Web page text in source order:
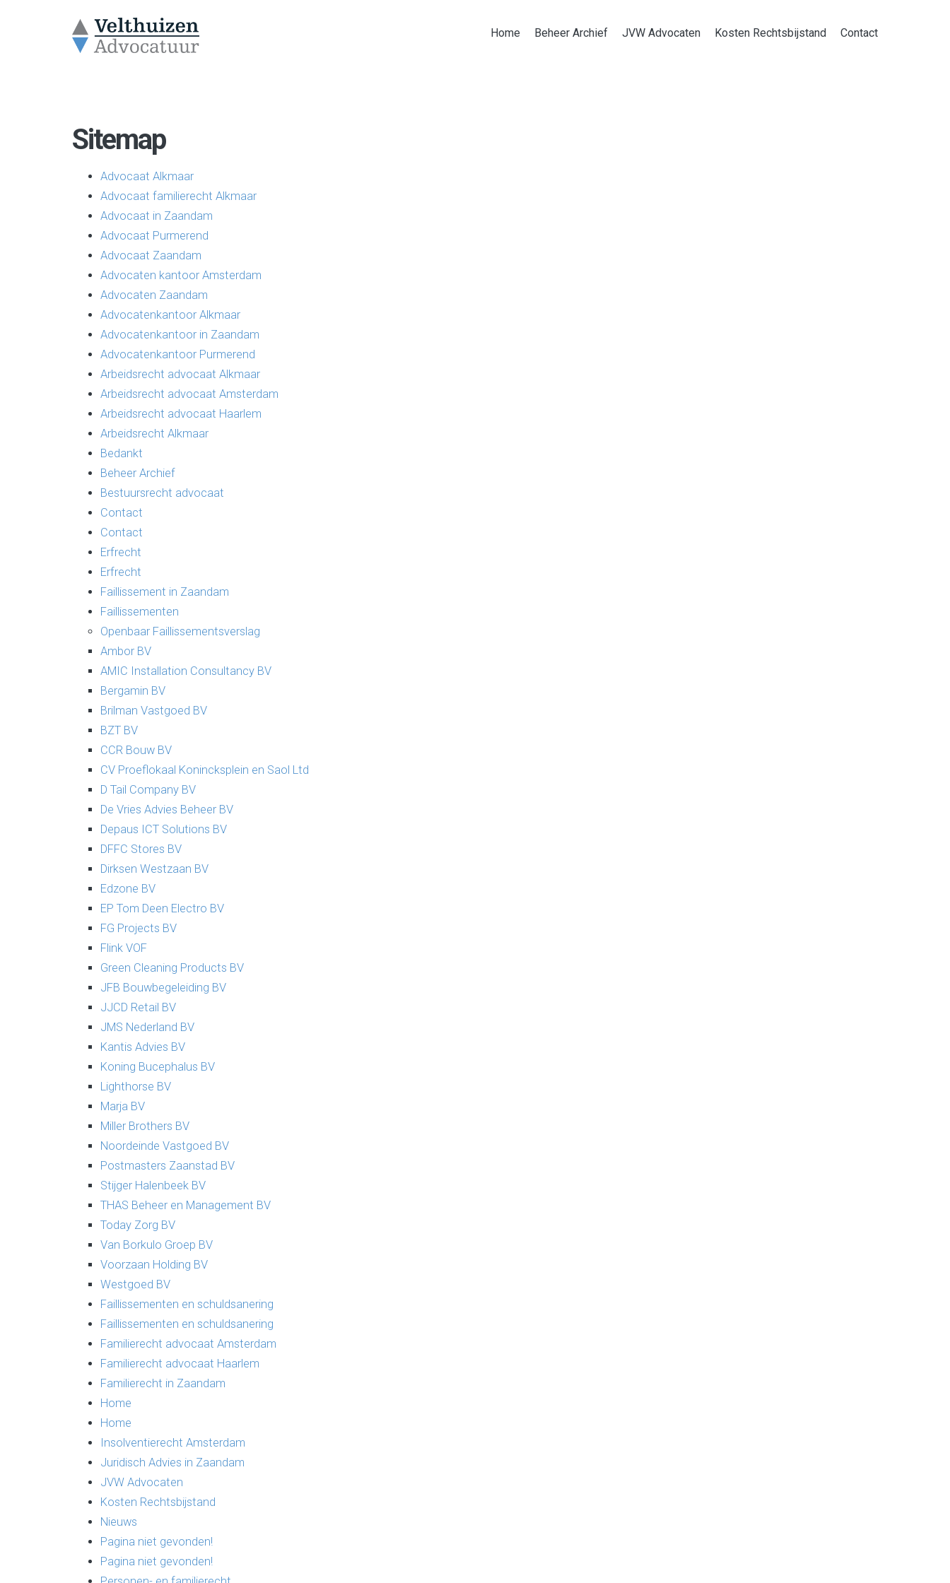
Home Beheer Archief JVW Advocaten Kosten Rechtsbijstand Contact
Sitemap
Advocaat Alkmaar
Advocaat familierecht Alkmaar
Advocaat in Zaandam
Advocaat Purmerend
Advocaat Zaandam
Advocaten kantoor Amsterdam
Advocaten Zaandam
Advocatenkantoor Alkmaar
Advocatenkantoor in Zaandam
Advocatenkantoor Purmerend
Arbeidsrecht advocaat Alkmaar
Arbeidsrecht advocaat Amsterdam
Arbeidsrecht advocaat Haarlem
Arbeidsrecht Alkmaar
Bedankt
Beheer Archief
Bestuursrecht advocaat
Contact
Contact
Erfrecht
Erfrecht
Faillissement in Zaandam
Faillissementen
Openbaar Faillissementsverslag
Ambor BV
AMIC Installation Consultancy BV
Bergamin BV
Brilman Vastgoed BV
BZT BV
CCR Bouw BV
CV Proeflokaal Konincksplein en Saol Ltd
D Tail Company BV
De Vries Advies Beheer BV
Depaus ICT Solutions BV
DFFC Stores BV
Dirksen Westzaan BV
Edzone BV
EP Tom Deen Electro BV
FG Projects BV
Flink VOF
Green Cleaning Products BV
JFB Bouwbegeleiding BV
JJCD Retail BV
JMS Nederland BV
Kantis Advies BV
Koning Bucephalus BV
Lighthorse BV
Marja BV
Miller Brothers BV
Noordeinde Vastgoed BV
Postmasters Zaanstad BV
Stijger Halenbeek BV
THAS Beheer en Management BV
Today Zorg BV
Van Borkulo Groep BV
Voorzaan Holding BV
Westgoed BV
Faillissementen en schuldsanering
Faillissementen en schuldsanering
Familierecht advocaat Amsterdam
Familierecht advocaat Haarlem
Familierecht in Zaandam
Home
Home
Insolventierecht Amsterdam
Juridisch Advies in Zaandam
JVW Advocaten
Kosten Rechtsbijstand
Nieuws
Pagina niet gevonden!
Pagina niet gevonden!